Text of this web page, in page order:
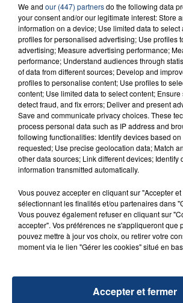
FIL D'ACTU
23 juillet 2026
INCENDIE MORTEL À LENS :
SON BÉBÉ ENTRE LA VIE ET
Un homme s'est immolé par le
aspergé sa compagne et leur
d'un liquide inflammable.
We and our (447) partnersdo the following data
your consent and/or our legitimate interest: Store
information on a device; Use limited data to
profiles for personalised advertising; Use profiles
advertising; Measure advertising performance;
performance; Understand audiences through
of data from different sources; Develop and
profiles to personalise content; Use profiles to
content; Use limited data to select content;
detect fraud, and fix errors; Deliver and present
Save and communicate privacy choices. These
process personal data such as IP address and
following functionalities: Identify devices based
requested; Use precise geolocation data; Match
other data sources; Link different devices; Identify
information transmitted automatically.
Vous pouvez accepter en cliquant sur "Accepter
sélectionnant les finalités et/ou partenaires dans
Vous pouvez également refuser en cliquant sur
accepter". Vos préférences ne s'appliqueront que
pouvez mettre à jour vos choix, ou retirer votre
moment via le lien "Gérer les cookies" situé en
Accepter et fermer